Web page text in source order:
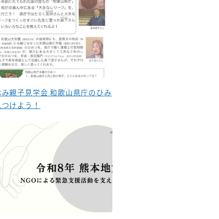
親子見学会 和歌山県庁のひみ
けよう！